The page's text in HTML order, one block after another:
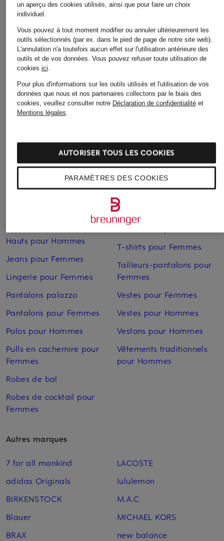
Chaussures pour Femmes
Chaussures pour Femmes
en solde
Chaussures pour
Chaussures à enfiler pour
Hommes
Combinaisons pour
Costumes de mariage
pour Hommes
Dessous pour Femmes
Hauts pour Hommes
Jeans pour Femmes
Lingerie pour Femmes
Pantalons palazzo
Pantalons pour Femmes
Polos pour Hommes
Pulls en cachemire pour
Femmes
Robes de bal
Robes de cocktail pour
Femmes
Robes pour Femmes
Robes pour Femmes en
solde
Sacs pour Femmes
Shorts pour Femmes
Sneakers pour Femmes
en solde
Sneakers pour Hommes
Sweats zippés pour
Hommes
Sweatshirts pour Femmes
T-shirts pour Femmes
Tailleurs-pantalons pour
Femmes
Vestes pour Femmes
Vestes pour Hommes
Vestons pour Hommes
Vêtements traditionnels
pour Hommes
Autres marques
7 for all mankind
adidas Originals
BIRKENSTOCK
Blauer
BRAX
LACOSTE
lululemon
M.A.C
MICHAEL KORS
new balance
un aperçu des cookies utilisés, ainsi que pour faire un choix
individuel.
Vous pouvez à tout moment modifier ou annuler ultérieurement les
outils sélectionnés (par ex. dans le pied de page de notre site web).
L'annulation n'a toutefois aucun effet sur l'utilisation antérieure des
outils et de vos données. Vous pouvez refuser toute utilisation de
cookies ici.
Pour plus d'informations sur les outils utilisés et l'utilisation de vos
données que nous et nos partenaires collectons par le biais des
cookies, veuillez consulter notre Déclaration de confidentialitéet
Mentions légales.
PARAMÈTRES DES COOKIES
AUTORISER TOUS LES COOKIES